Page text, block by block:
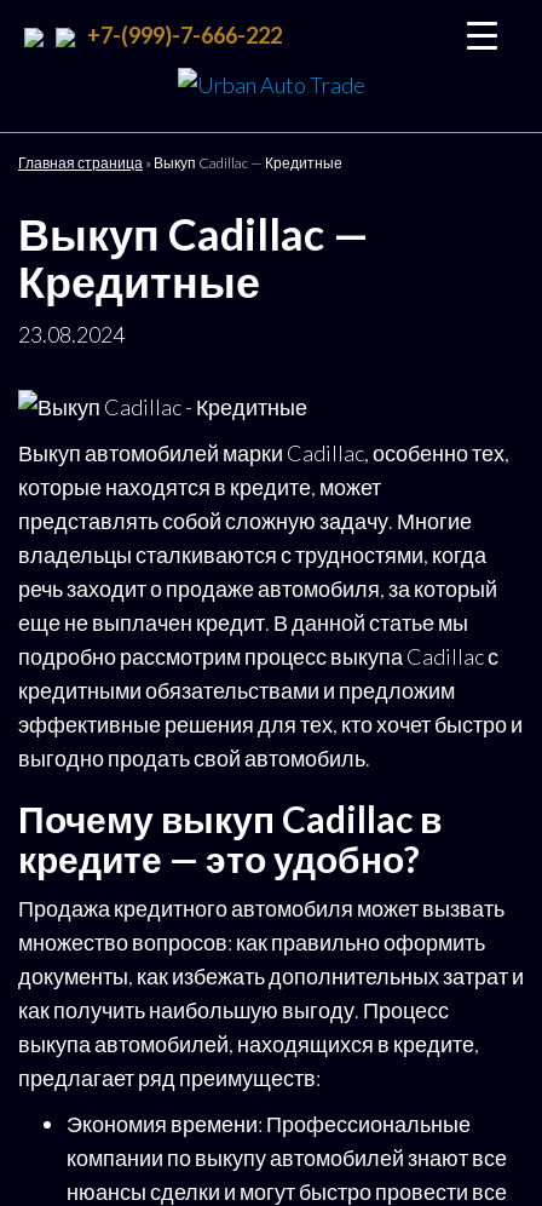
+7-(999)-7-666-222
Главная страница » Выкуп Cadillac — Кредитные
Выкуп Cadillac —
Кредитные
23.08.2024
Выкуп автомобилей марки Cadillac, особенно тех,
которые находятся в кредите, может
представлять собой сложную задачу. Многие
владельцы сталкиваются с трудностями, когда
речь заходит о продаже автомобиля, за который
еще не выплачен кредит. В данной статье мы
подробно рассмотрим процесс выкупа Cadillac с
кредитными обязательствами и предложим
эффективные решения для тех, кто хочет быстро и
выгодно продать свой автомобиль.
Почему выкуп Cadillac в
кредите — это удобно?
Продажа кредитного автомобиля может вызвать
множество вопросов: как правильно оформить
документы, как избежать дополнительных затрат и
как получить наибольшую выгоду. Процесс
выкупа автомобилей, находящихся в кредите,
предлагает ряд преимуществ:
Экономия времени: Профессиональные
компании по выкупу автомобилей знают все
нюансы сделки и могут быстро провести все